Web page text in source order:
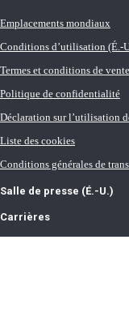
Emplacements mondiaux
Conditions d’utilisation (É.-
Termes et conditions de
Politique de confidentialité
Déclaration sur l’utilisation
Liste des cookies
Conditions générales de
Salle de presse (É.-U.)
Carrières